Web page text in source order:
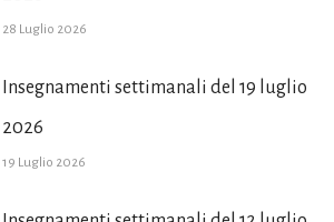
28 Luglio 2026
Insegnamenti settimanali del 19 luglio
2026
19 Luglio 2026